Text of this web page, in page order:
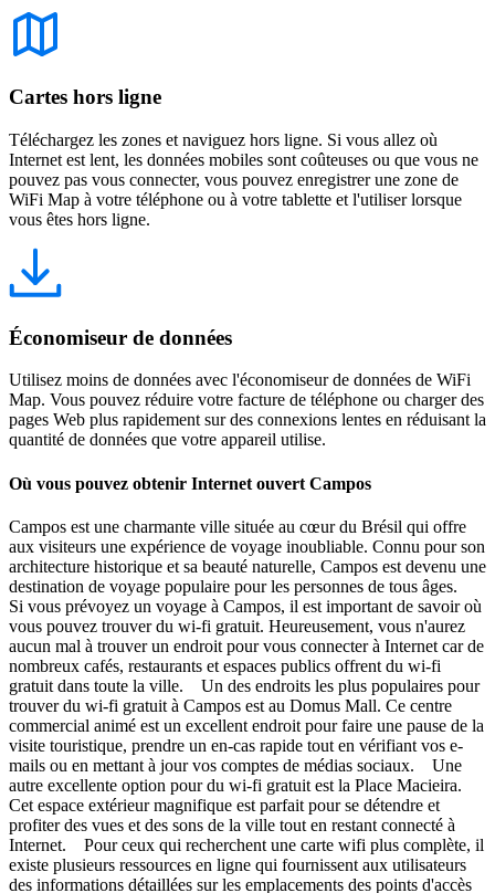
Cartes hors ligne
Téléchargez les zones et naviguez hors ligne. Si vous allez où
Internet est lent, les données mobiles sont coûteuses ou que vous ne
pouvez pas vous connecter, vous pouvez enregistrer une zone de
WiFi Map à votre téléphone ou à votre tablette et l'utiliser lorsque
vous êtes hors ligne.
Économiseur de données
Utilisez moins de données avec l'économiseur de données de WiFi
Map. Vous pouvez réduire votre facture de téléphone ou charger des
pages Web plus rapidement sur des connexions lentes en réduisant la
quantité de données que votre appareil utilise.
Où vous pouvez obtenir Internet ouvert Campos
Campos est une charmante ville située au cœur du Brésil qui offre
aux visiteurs une expérience de voyage inoubliable. Connu pour son
architecture historique et sa beauté naturelle, Campos est devenu une
destination de voyage populaire pour les personnes de tous âges.
Si vous prévoyez un voyage à Campos, il est important de savoir où
vous pouvez trouver du wi-fi gratuit. Heureusement, vous n'aurez
aucun mal à trouver un endroit pour vous connecter à Internet car de
nombreux cafés, restaurants et espaces publics offrent du wi-fi
gratuit dans toute la ville. Un des endroits les plus populaires pour
trouver du wi-fi gratuit à Campos est au Domus Mall. Ce centre
commercial animé est un excellent endroit pour faire une pause de la
visite touristique, prendre un en-cas rapide tout en vérifiant vos e-
mails ou en mettant à jour vos comptes de médias sociaux. Une
autre excellente option pour du wi-fi gratuit est la Place Macieira.
Cet espace extérieur magnifique est parfait pour se détendre et
profiter des vues et des sons de la ville tout en restant connecté à
Internet. Pour ceux qui recherchent une carte wifi plus complète, il
existe plusieurs ressources en ligne qui fournissent aux utilisateurs
des informations détaillées sur les emplacements des points d'accès